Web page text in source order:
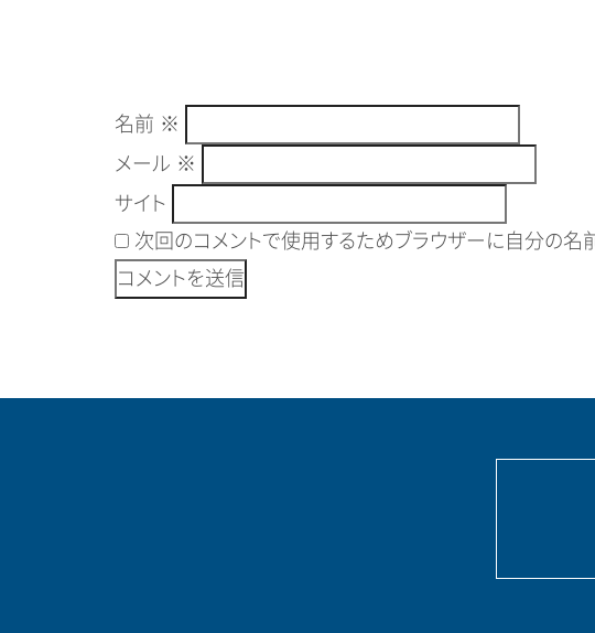
名前 ※
メール ※
サイト
次回のコメントで使用するためブラウザーに自分の名前